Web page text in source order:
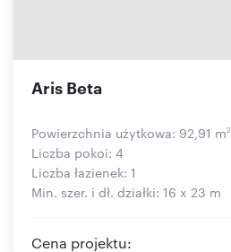
Aris Beta
Powierzchnia użytkowa: 92,91 m2
Liczba pokoi: 4
Liczba łazienek: 1
Min. szer. i dł. działki: 16 x 23 m
Cena projektu: